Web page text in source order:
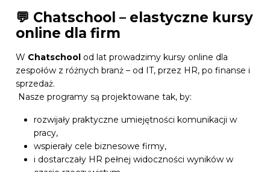
💬 Chatschool – elastyczne kursy
online dla firm
W Chatschool od lat prowadzimy kursy online dla
zespołów z różnych branż – od IT, przez HR, po finanse i
sprzedaż.
Nasze programy są projektowane tak, by:
rozwijały praktyczne umiejętności komunikacji w
pracy,
wspierały cele biznesowe firmy,
i dostarczały HR pełnej widoczności wyników w